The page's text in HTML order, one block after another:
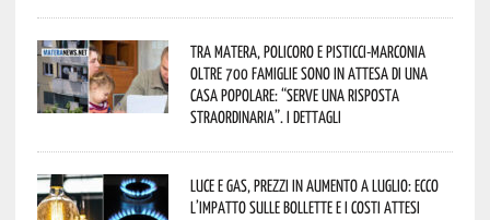
Tra Matera, Policoro e Pisticci-Marconia
oltre 700 famiglie sono in attesa di una
casa popolare: “serve una risposta
straordinaria”. I dettagli
Luce e gas, prezzi in aumento a luglio: ecco
l’impatto sulle bollette e i costi attesi